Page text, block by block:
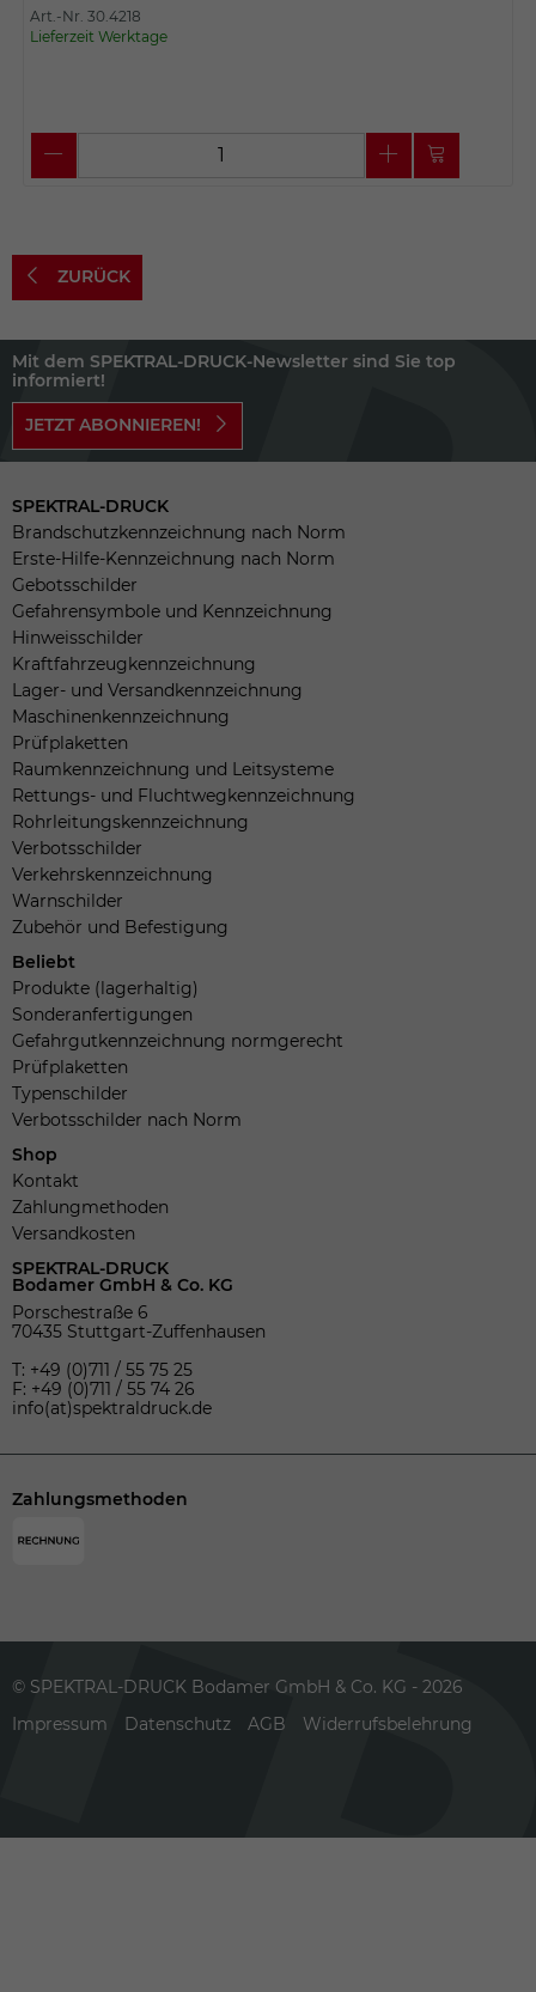
Art.-Nr. 30.4218
Lieferzeit Werktage
ZURÜCK
Mit dem SPEKTRAL-DRUCK-Newsletter sind Sie top
informiert!
JETZT ABONNIEREN!
SPEKTRAL-DRUCK
Brandschutzkennzeichnung nach Norm
Erste-Hilfe-Kennzeichnung nach Norm
Gebotsschilder
Gefahrensymbole und Kennzeichnung
Hinweisschilder
Kraftfahrzeugkennzeichnung
Lager- und Versandkennzeichnung
Maschinenkennzeichnung
Prüfplaketten
Raumkennzeichnung und Leitsysteme
Rettungs- und Fluchtwegkennzeichnung
Rohrleitungskennzeichnung
Verbotsschilder
Verkehrskennzeichnung
Warnschilder
Zubehör und Befestigung
Beliebt
Produkte (lagerhaltig)
Sonderanfertigungen
Gefahrgutkennzeichnung normgerecht
Prüfplaketten
Typenschilder
Verbotsschilder nach Norm
Shop
Kontakt
Zahlungmethoden
Versandkosten
SPEKTRAL-DRUCK
Bodamer GmbH & Co. KG
Porschestraße 6
70435 Stuttgart-Zuffenhausen
T: +49 (0)711 / 55 75 25
F: +49 (0)711 / 55 74 26
info(at)spektraldruck.de
Zahlungsmethoden
© SPEKTRAL-DRUCK Bodamer GmbH & Co. KG - 2026
Impressum
Datenschutz AGB Widerrufsbelehrung